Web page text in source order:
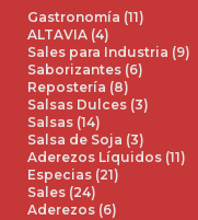
Gastronomía (11)
ALTAVIA (4)
Sales para Industria (9)
Saborizantes (6)
Repostería (8)
Salsas Dulces (3)
Salsas (14)
Salsa de Soja (3)
Aderezos Líquidos (11)
Especias (21)
Sales (24)
Aderezos (6)